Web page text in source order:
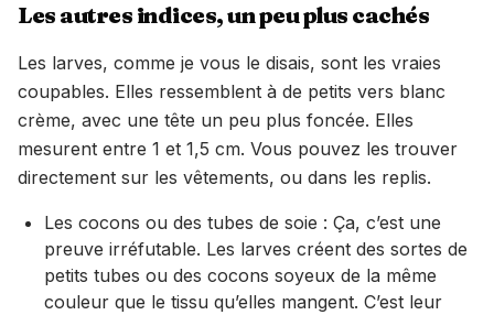
Les autres indices, un peu plus cachés
Les larves, comme je vous le disais, sont les vraies
coupables. Elles ressemblent à de petits vers blanc
crème, avec une tête un peu plus foncée. Elles
mesurent entre 1 et 1,5 cm. Vous pouvez les trouver
directement sur les vêtements, ou dans les replis.
Les cocons ou des tubes de soie : Ça, c’est une
preuve irréfutable. Les larves créent des sortes de
petits tubes ou des cocons soyeux de la même
couleur que le tissu qu’elles mangent. C’est leur